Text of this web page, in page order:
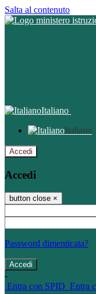
Salta al contenuto
Italiano
Italiano
Accedi
Accedi
button close ×
Password dimenticata?
-
Entra con SPID Entra